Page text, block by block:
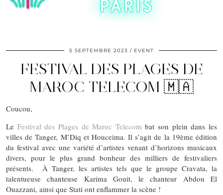
5 SEPTEMBRE 2023 EVENT
FESTIVAL DES PLAGES DE
MAROC TELECOM 🇲🇦
Coucou,
Le Festival des Plages de Maroc Telecom bat son plein dans les
villes de Tanger, M’Diq et Houceima. Il s’agit de la 19ème édition
du festival avec une variété d’artistes venant d’horizons musicaux
divers, pour le plus grand bonheur des milliers de festivaliers
présents. À Tanger, les artistes tels que le groupe Cravata, la
talentueuse chanteuse Karima Gouit, le chanteur Abdou El
Ouazzani, ainsi que Stati ont enflammer la scène !